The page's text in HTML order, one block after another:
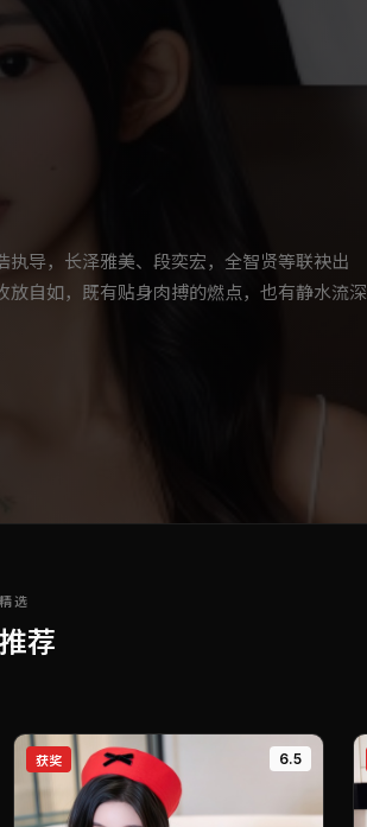
导，长泽雅美、段奕宏，全智贤等联袂出
自如，既有贴身肉搏的燃点，也有静水流深
选
荐
获奖 6.5